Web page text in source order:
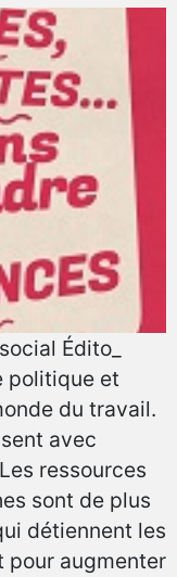
Édito_
politique et
du travail.
avec
ressources
sont de plus
détiennent les
pour augmenter